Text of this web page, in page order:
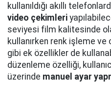
kullanıldığı akıllı
video çekimleri
seviyesi film kalitesinde
kullanırken renk işleme
gibi ek özellikler de
düzenleme özelliği,
üzerinde manuel ayar